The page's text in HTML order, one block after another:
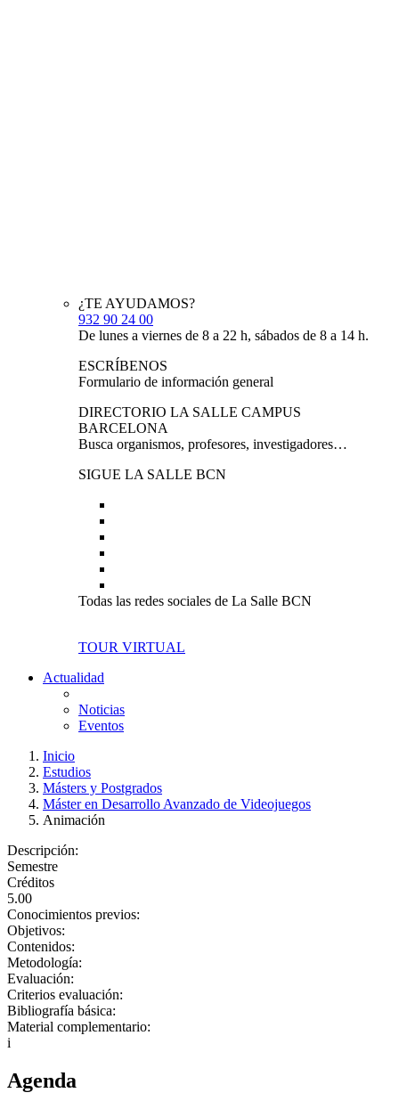
¿TE AYUDAMOS?
932 90 24 00
De lunes a viernes de 8 a 22 h, sábados de 8 a 14 h.
ESCRÍBENOS
Formulario de información general
DIRECTORIO LA SALLE CAMPUS
BARCELONA
Busca organismos, profesores, investigadores…
SIGUE LA SALLE BCN
Todas las redes sociales de La Salle BCN
TOUR VIRTUAL
Actualidad
Noticias
Eventos
Inicio
Estudios
Másters y Postgrados
Máster en Desarrollo Avanzado de Videojuegos
Animación
Descripción:
Semestre
Créditos
5.00
Conocimientos previos:
Objetivos:
Contenidos:
Metodología:
Evaluación:
Criterios evaluación:
Bibliografía básica:
Material complementario:
i
Agenda